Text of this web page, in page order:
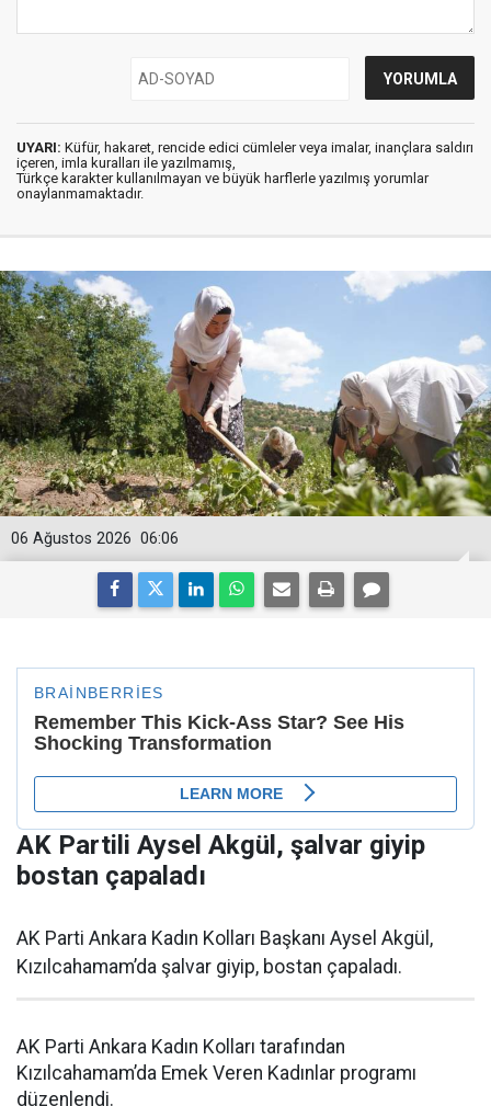
UYARI: Küfür, hakaret, rencide edici cümleler veya imalar, inançlara saldırı
içeren, imla kuralları ile yazılmamış,
Türkçe karakter kullanılmayan ve büyük harflerle yazılmış yorumlar
onaylanmamaktadır.
06:06
06 Ağustos 2026
AK Partili Aysel Akgül, şalvar giyip
bostan çapaladı
AK Parti Ankara Kadın Kolları Başkanı Aysel Akgül,
Kızılcahamam’da şalvar giyip, bostan çapaladı.
AK Parti Ankara Kadın Kolları tarafından
Kızılcahamam’da Emek Veren Kadınlar programı
düzenlendi.